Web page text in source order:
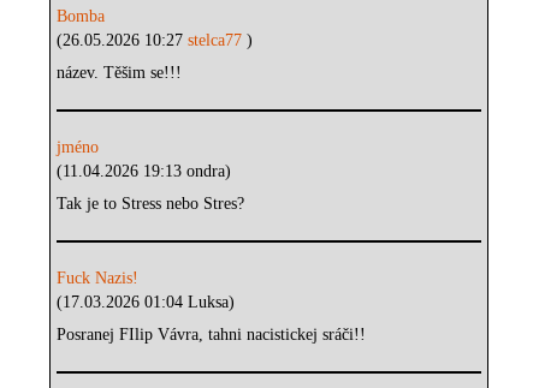
Bomba
(26.05.2026 10:27stelca77)
název. Těšim se!!!
jméno
(11.04.2026 19:13 ondra)
Tak je to Stress nebo Stres?
Fuck Nazis!
(17.03.2026 01:04 Luksa)
Posranej FIlip Vávra, tahni nacistickej sráči!!